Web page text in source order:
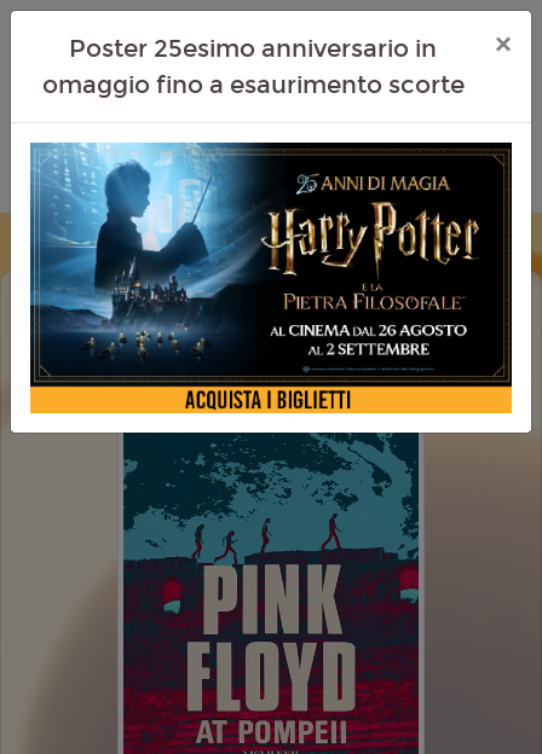
PINK FLOYD AT POMPEII MCMLXXII
EVENTI MUSICALI
Poster 25esimo anniversario in
omaggio fino a esaurimento scorte
×